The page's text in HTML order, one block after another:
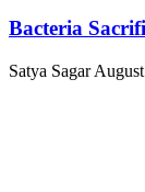
Bacteria
Satya Sagar